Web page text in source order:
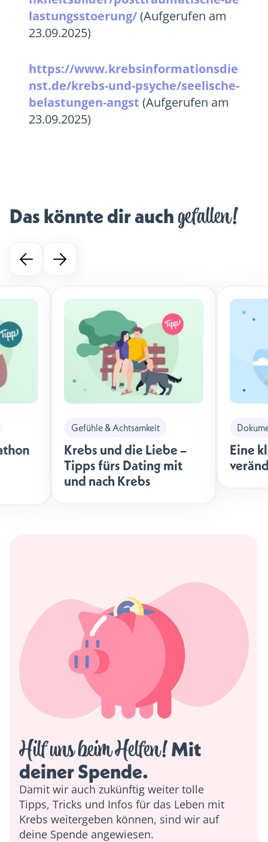
lastungsstoerung/(Aufgerufen am
23.09.2025)
https://www.krebsinformationsdie
nst.de/krebs-und-psyche/seelische-
belastungen-angst (Aufgerufen am
23.09.2025)
Das könnte dir auch gefallen!
Gefühle & Achtsamkeit
Krebs und die Liebe –
Tipps fürs Dating mit
und nach Krebs
Eine
Hilf uns beim Helfen! Mit
deiner Spende.
Damit wir auch zukünftig weiter tolle
Tipps, Tricks und Infos für das Leben mit
Krebs weitergeben können, sind wir auf
deine Spende angewiesen.